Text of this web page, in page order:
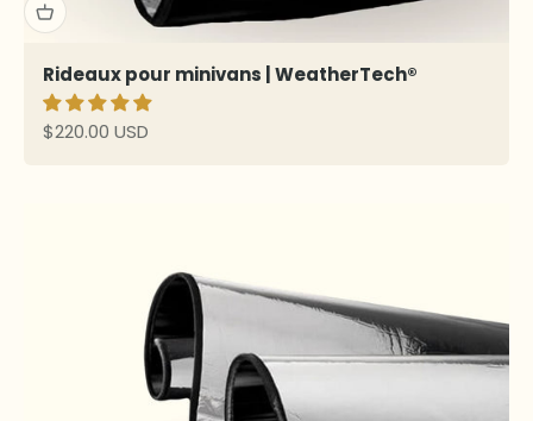
Rideaux pour minivans | WeatherTech®
Prix de vente
$220.00 USD